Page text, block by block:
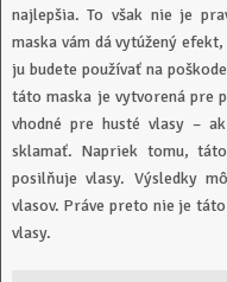
najlepšia. To však nie je
maska vám dá vytúžený
ju budete používať na
táto maska je vytvorená pre
vhodné pre husté vlasy –
sklamať. Napriek tomu,
posilňuje vlasy. Výsledky
vlasov. Práve preto nie je
vlasy.